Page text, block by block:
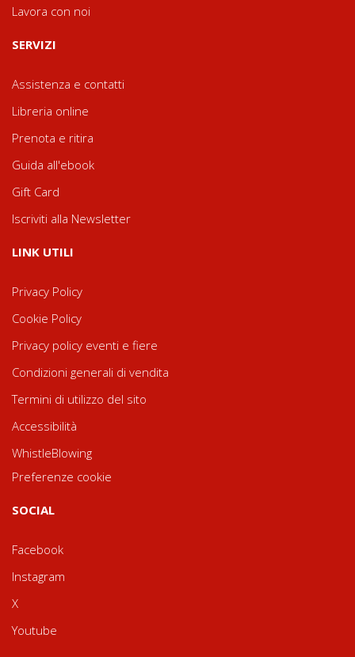
Lavora con noi
SERVIZI
Assistenza e contatti
Libreria online
Prenota e ritira
Guida all'ebook
Gift Card
Iscriviti alla Newsletter
LINK UTILI
Privacy Policy
Cookie Policy
Privacy policy eventi e fiere
Condizioni generali di vendita
Termini di utilizzo del sito
Accessibilità
WhistleBlowing
Preferenze cookie
SOCIAL
Facebook
Instagram
X
Youtube